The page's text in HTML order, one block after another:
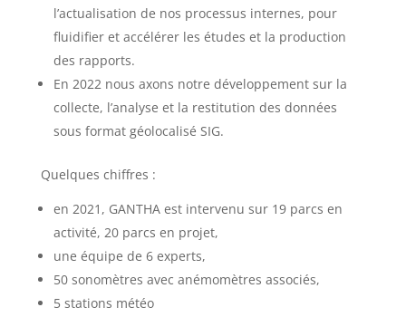
l’actualisation de nos processus internes, pour
fluidifier et accélérer les études et la production
des rapports.
En 2022 nous axons notre développement sur la
collecte, l’analyse et la restitution des données
sous format géolocalisé SIG.
Quelques chiffres :
en 2021, GANTHA est intervenu sur 19 parcs en
activité, 20 parcs en projet,
une équipe de 6 experts,
50 sonomètres avec anémomètres associés,
5 stations météo